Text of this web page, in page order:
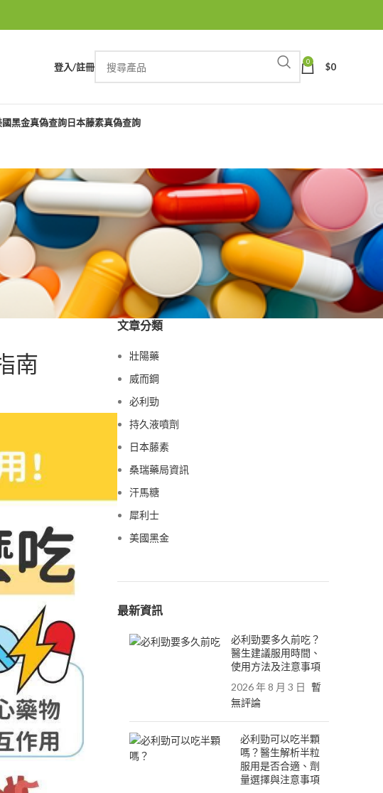
登入/註冊 0 $0
國黑金真偽查詢日本藤素真偽查詢
南
文章分類
壯陽藥
威而鋼
必利勁
持久液噴劑
日本藤素
桑瑞藥局資訊
汗馬糖
犀利士
美國黑金
最新資訊
必利勁要多久前吃？
醫生建議服用時間、
使用方法及注意事項
2026 年 8 月 3 日 暫
無評論
必利勁可以吃半顆
嗎？醫生解析半粒
服用是否合適、劑
量選擇與注意事項